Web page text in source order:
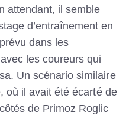
attendant, il semble
d’entraînement en
dans les
les coureurs qui
Un scénario similaire
où il avait été écarté de
de Primoz Roglic